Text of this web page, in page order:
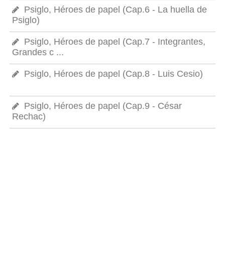
Psiglo, Héroes de papel (Cap.6 - La huella de
Psiglo)
Psiglo, Héroes de papel (Cap.7 - Integrantes,
Grandes c ...
Psiglo, Héroes de papel (Cap.8 - Luis Cesio)
Psiglo, Héroes de papel (Cap.9 - César
Rechac)